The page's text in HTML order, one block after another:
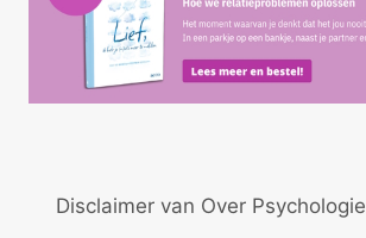
Disclaimer van Over Psychologie